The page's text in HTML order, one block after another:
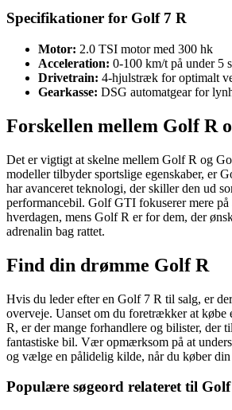
Specifikationer for Golf 7 R
Motor: 2.0 TSI motor med 300 hk
Acceleration: 0-100 km/t på under 5
Drivetrain: 4-hjulstræk for optimalt
Gearkasse: DSG automatgear for
Forskellen mellem Golf R
Det er vigtigt at skelne mellem Golf R og
modeller tilbyder sportslige egenskaber, er
har avanceret teknologi, der skiller den ud
performancebil. Golf GTI fokuserer mere på
hverdagen, mens Golf R er for dem, der
adrenalin bag rattet.
Find din drømme Golf R
Hvis du leder efter en Golf 7 R til salg, er
overveje. Uanset om du foretrækker at
R, er der mange forhandlere og bilister, der
fantastiske bil. Vær opmærksom på at
og vælge en pålidelig kilde, når du køber
Populære søgeord relateret til